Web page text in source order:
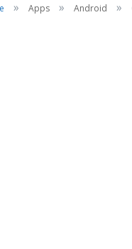
» Apps » Android »